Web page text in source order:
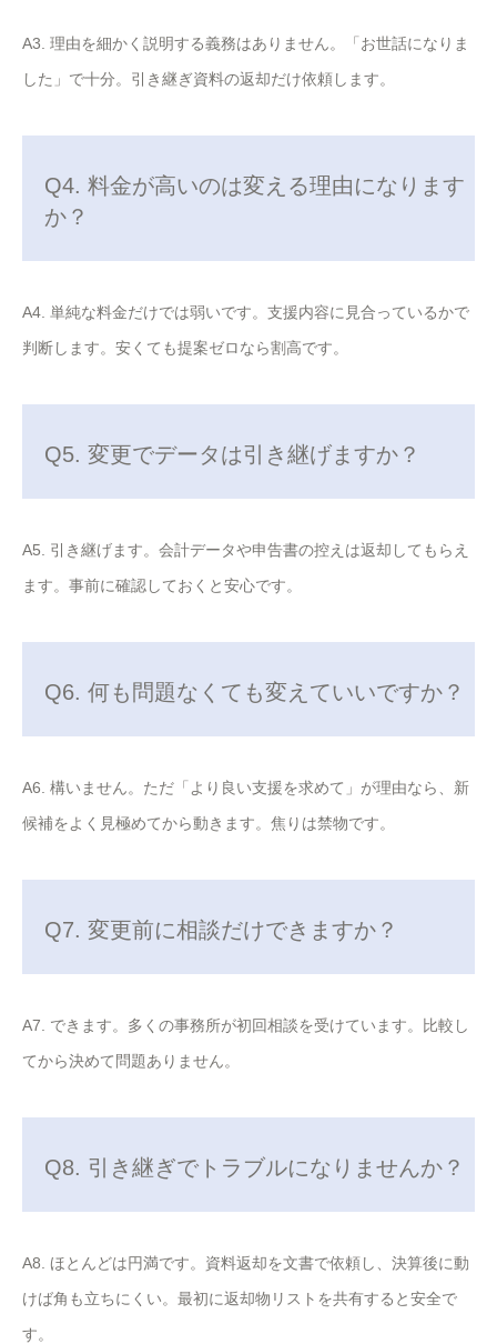
A3. 理由を細かく説明する義務はありません。「お世話になりま
した」で十分。引き継ぎ資料の返却だけ依頼します。
Q4. 料金が高いのは変える理由になります
か？
A4. 単純な料金だけでは弱いです。支援内容に見合っているかで
判断します。安くても提案ゼロなら割高です。
Q5. 変更でデータは引き継げますか？
A5. 引き継げます。会計データや申告書の控えは返却してもらえ
ます。事前に確認しておくと安心です。
Q6. 何も問題なくても変えていいですか？
A6. 構いません。ただ「より良い支援を求めて」が理由なら、新
候補をよく見極めてから動きます。焦りは禁物です。
Q7. 変更前に相談だけできますか？
A7. できます。多くの事務所が初回相談を受けています。比較し
てから決めて問題ありません。
Q8. 引き継ぎでトラブルになりませんか？
A8. ほとんどは円満です。資料返却を文書で依頼し、決算後に動
けば角も立ちにくい。最初に返却物リストを共有すると安全で
す。